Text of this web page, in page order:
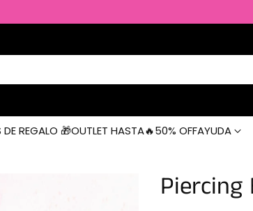
REGALO 🎁OUTLET HASTA🔥50% OFFAYUDA
Piercing